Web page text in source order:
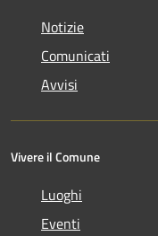
Notizie
Comunicati
Avvisi
Vivere il Comune
Luoghi
Eventi